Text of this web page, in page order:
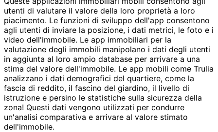
utenti di valutare il valore della loro proprietà a loro
piacimento. Le funzioni di sviluppo dell'app consentono
agli utenti di inviare la posizione, i dati metrici, le foto e i
video dell'immobile. Le app immobiliari per la
valutazione degli immobili manipolano i dati degli utenti
in aggiunta al loro ampio database per arrivare a una
stima del valore dell'immobile. Le app mobili come Trulia
analizzano i dati demografici del quartiere, come la
fascia di reddito, il fascino del giardino, il livello di
istruzione e persino le statistiche sulla sicurezza della
zona! Questi dati vengono utilizzati per condurre
un'analisi comparativa e arrivare al valore stimato
dell'immobile.